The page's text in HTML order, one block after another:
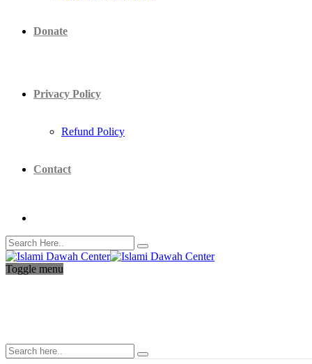
Donate
Privacy Policy
Refund Policy
Contact
Toggle menu